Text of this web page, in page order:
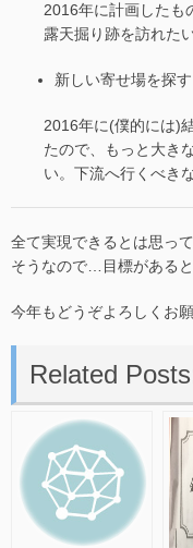
2016年に計画したも
露天掘り跡を訪れた
新しい寄せ場を探す
2016年に(僕的には)
たので、もっと大き
い。下流へ行くべき
全て実現できるとは思っ
そうなので…目標があると
今年もどうぞよろしくお
Related